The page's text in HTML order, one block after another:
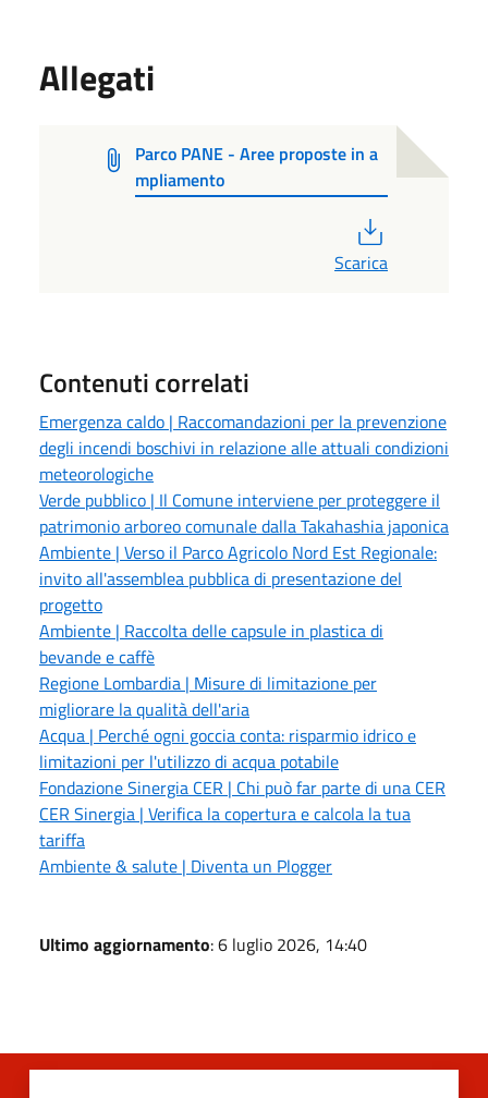
Allegati
Parco PANE - Aree proposte in a
mpliamento
Scarica
Contenuti correlati
Emergenza caldo | Raccomandazioni per la prevenzione
degli incendi boschivi in relazione alle attuali condizioni
meteorologiche
Verde pubblico | Il Comune interviene per proteggere il
patrimonio arboreo comunale dalla Takahashia japonica
Ambiente | Verso il Parco Agricolo Nord Est Regionale:
invito all'assemblea pubblica di presentazione del
progetto
Ambiente | Raccolta delle capsule in plastica di
bevande e caffè
Regione Lombardia | Misure di limitazione per
migliorare la qualità dell'aria
Acqua | Perché ogni goccia conta: risparmio idrico e
limitazioni per l'utilizzo di acqua potabile
Fondazione Sinergia CER | Chi può far parte di una CER
CER Sinergia | Verifica la copertura e calcola la tua
tariffa
Ambiente & salute | Diventa un Plogger
Ultimo aggiornamento: 6 luglio 2026, 14:40